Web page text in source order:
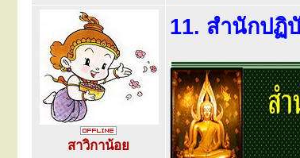
สาวิกาน้อย
11. สำนักปฏิ